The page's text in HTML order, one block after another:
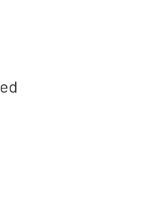
299
399
499
1 - 99
100 - 199
200 - 276